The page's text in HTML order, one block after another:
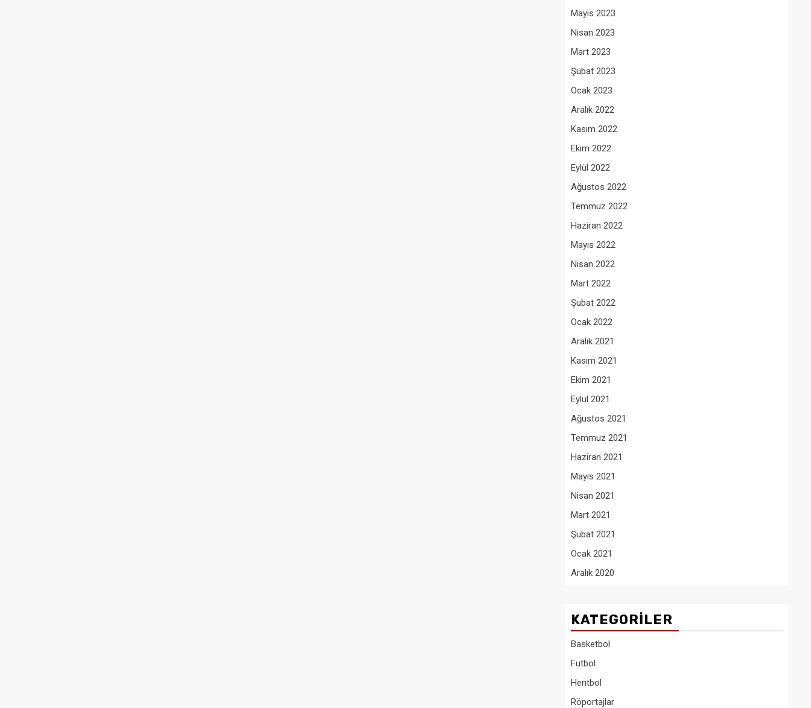
Mayıs 2023
Nisan 2023
Mart 2023
Şubat 2023
Ocak 2023
Aralık 2022
Kasım 2022
Ekim 2022
Eylül 2022
Ağustos 2022
Temmuz 2022
Haziran 2022
Mayıs 2022
Nisan 2022
Mart 2022
Şubat 2022
Ocak 2022
Aralık 2021
Kasım 2021
Ekim 2021
Eylül 2021
Ağustos 2021
Temmuz 2021
Haziran 2021
Mayıs 2021
Nisan 2021
Mart 2021
Şubat 2021
Ocak 2021
Aralık 2020
KATEGORILER
Basketbol
Futbol
Hentbol
Röportajlar